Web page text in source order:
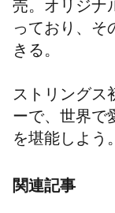
売。オリジナ
っており、そ
きる。
ストリングス
ーで、世界で
を堪能しよう。
関連記事